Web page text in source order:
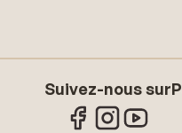
Suivez-nous sur